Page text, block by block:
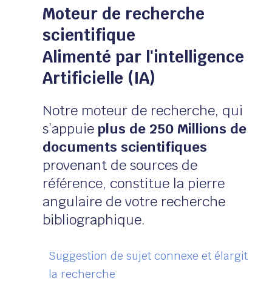
Moteur de recherche
scientifique
Alimenté par l'intelligence
Artificielle (IA)
Notre moteur de recherche, qui
s’appuie plus de 250 Millions de
documents scientifiques
provenant de sources de
référence, constitue la pierre
angulaire de votre recherche
bibliographique.
Suggestion de sujet connexe et élargit
la recherche